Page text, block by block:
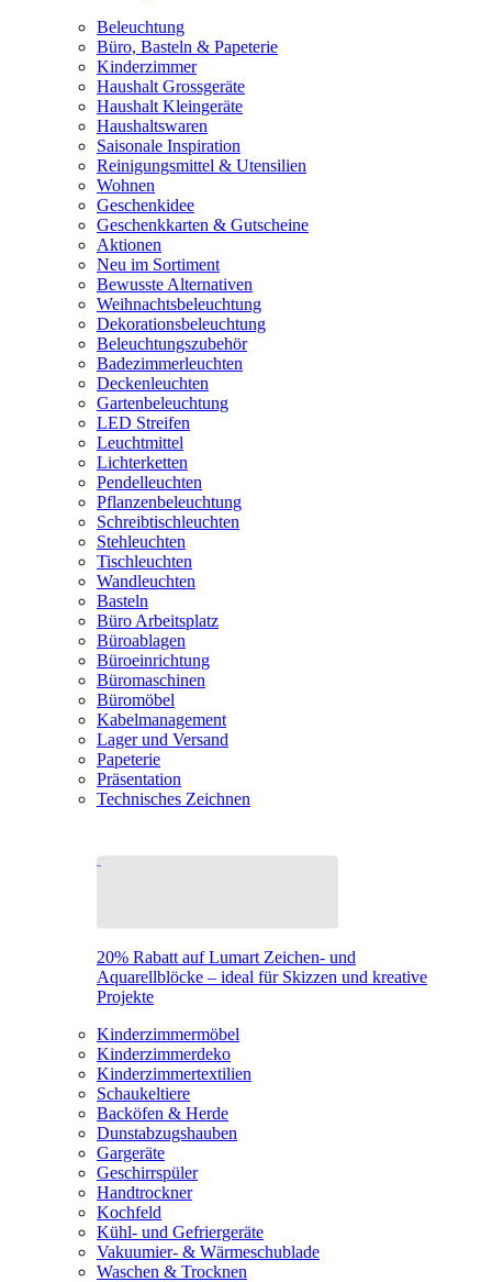
Beleuchtung
Büro, Basteln & Papeterie
Kinderzimmer
Haushalt Grossgeräte
Haushalt Kleingeräte
Haushaltswaren
Saisonale Inspiration
Reinigungsmittel & Utensilien
Wohnen
Geschenkidee
Geschenkkarten & Gutscheine
Aktionen
Neu im Sortiment
Bewusste Alternativen
Weihnachtsbeleuchtung
Dekorationsbeleuchtung
Beleuchtungszubehör
Badezimmerleuchten
Deckenleuchten
Gartenbeleuchtung
LED Streifen
Leuchtmittel
Lichterketten
Pendelleuchten
Pflanzenbeleuchtung
Schreibtischleuchten
Stehleuchten
Tischleuchten
Wandleuchten
Basteln
Büro Arbeitsplatz
Büroablagen
Büroeinrichtung
Büromaschinen
Büromöbel
Kabelmanagement
Lager und Versand
Papeterie
Präsentation
Technisches Zeichnen
20% Rabatt auf Lumart Zeichen- und
Aquarellblöcke – ideal für Skizzen und kreative
Projekte
Kinderzimmermöbel
Kinderzimmerdeko
Kinderzimmertextilien
Schaukeltiere
Backöfen & Herde
Dunstabzugshauben
Gargeräte
Geschirrspüler
Handtrockner
Kochfeld
Kühl- und Gefriergeräte
Vakuumier- & Wärmeschublade
Waschen & Trocknen